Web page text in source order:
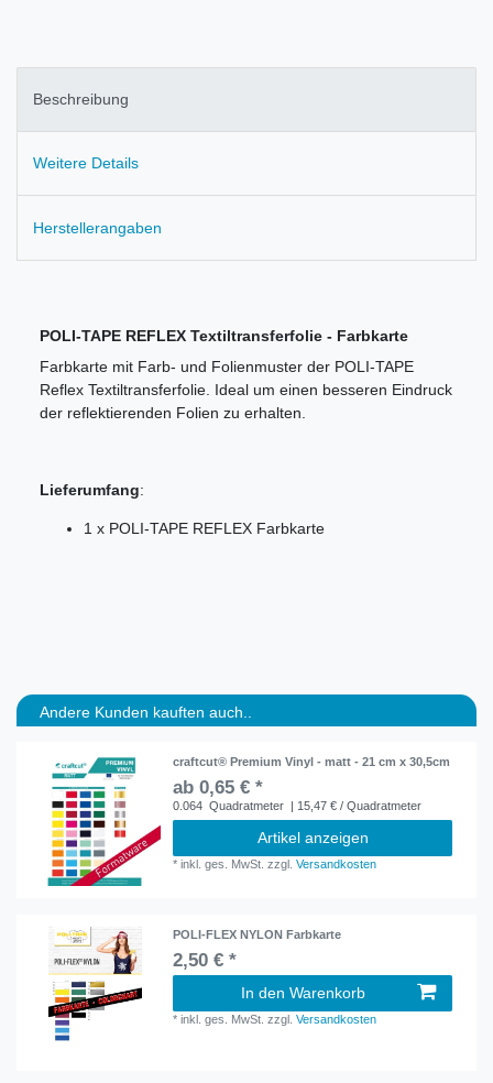
Beschreibung
Weitere Details
Herstellerangaben
POLI-TAPE REFLEX Textiltransferfolie - Farbkarte
Farbkarte mit Farb- und Folienmuster der POLI-TAPE
Reflex Textiltransferfolie. Ideal um einen besseren Eindruck
der reflektierenden Folien zu erhalten.
Lieferumfang:
1 x POLI-TAPE REFLEX Farbkarte
Andere Kunden kauften auch..
craftcut® Premium Vinyl - matt - 21 cm x 30,5cm
ab 0,65 € *
0.064 Quadratmeter | 15,47 € / Quadratmeter
Artikel anzeigen
*inkl. ges. MwSt. zzgl.Versandkosten
POLI-FLEX NYLON Farbkarte
2,50 € *
In den Warenkorb
*inkl. ges. MwSt. zzgl.Versandkosten